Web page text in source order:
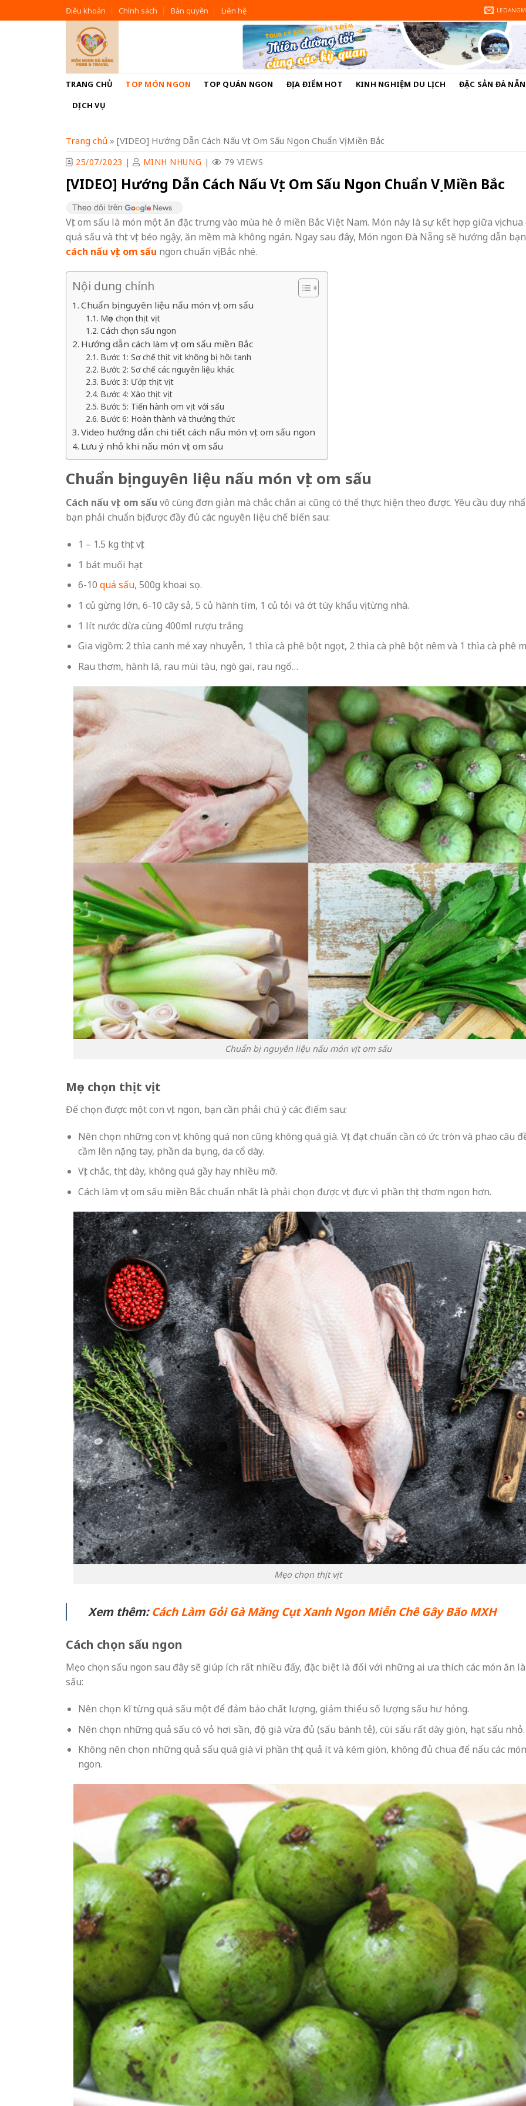
to
Điều khoản Chính sách Bản quyền Liên hệ
TRANG CHỦ TOP MÓN NGON TOP QUÁN NGON ĐỊA ĐIỂM HOT KINH NGHIỆM DU LỊCH
ĐẶC SẢN ĐÀ
DỊCH VỤ
Trang chủ » [VIDEO] Hướng Dẫn Cách Nấu Vịt Om Sấu Ngon Chuẩn Vị Miền Bắc
25/07/2023 | MINH NHUNG | 79 VIEWS
[VIDEO] Hướng Dẫn Cách Nấu Vịt Om Sấu Ngon Chuẩn Vị Miền Bắc
Vịt om sấu là món một ăn đặc trưng vào mùa hè ở miền Bắc Việt Nam. Món này là sự kết hợp giữa vị chua
quả sấu và thịt vịt béo ngậy, ăn mềm mà không ngán. Ngay sau đây, Món ngon Đà Nẵng sẽ hướng dẫn bạn
cách nấu vịt om sấu ngon chuẩn vị Bắc nhé.
Nội dung chính
Chuẩn bị nguyên liệu nấu món vịt om sấu
Mẹo chọn thịt vịt
Cách chọn sấu ngon
Hướng dẫn cách làm vịt om sấu miền Bắc
Bước 1: Sơ chế thịt vịt không bị hôi tanh
Bước 2: Sơ chế các nguyên liệu khác
Bước 3: Ướp thịt vịt
Bước 4: Xào thịt vịt
Bước 5: Tiến hành om vịt với sấu
Bước 6: Hoàn thành và thưởng thức
Video hướng dẫn chi tiết cách nấu món vịt om sấu ngon
Lưu ý nhỏ khi nấu món vịt om sấu
Chuẩn bị nguyên liệu nấu món vịt om sấu
Cách nấu vịt om sấu vô cùng đơn giản mà chắc chắn ai cũng có thể thực hiện theo được. Yêu cầu duy
bạn phải chuẩn bị được đầy đủ các nguyên liệu chế biến sau:
1 – 1.5 kg thịt vịt
1 bát muối hạt
6-10 quả sấu, 500g khoai sọ.
1 củ gừng lớn, 6-10 cây sả, 5 củ hành tím, 1 củ tỏi và ớt tùy khẩu vị từng nhà.
1 lít nước dừa cùng 400ml rượu trắng
Gia vị gồm: 2 thìa canh mẻ xay nhuyễn, 1 thìa cà phê bột ngọt, 2 thìa cà phê bột nêm và 1 thìa cà phê
Rau thơm, hành lá, rau mùi tàu, ngò gai, rau ngổ…
Chuẩn bị nguyên liệu nấu món vịt om sấu
Mẹo chọn thịt vịt
Để chọn được một con vịt ngon, bạn cần phải chú ý các điểm sau:
Nên chọn những con vịt không quá non cũng không quá già. Vịt đạt chuẩn cần có ức tròn và phao câu
cầm lên nặng tay, phần da bụng, da cổ dày.
Vịt chắc, thịt dày, không quá gầy hay nhiều mỡ.
Cách làm vịt om sấu miền Bắc chuẩn nhất là phải chọn được vịt đực vì phần thịt thơm ngon hơn.
Mẹo chọn thịt vịt
Xem thêm:Cách Làm Gỏi Gà Măng Cụt Xanh Ngon Miễn Chê Gây Bão MXH
Cách chọn sấu ngon
Mẹo chọn sấu ngon sau đây sẽ giúp ích rất nhiều đấy, đặc biệt là đối với những ai ưa thích các món ăn
sấu:
Nên chọn kĩ từng quả sấu một để đảm bảo chất lượng, giảm thiểu số lượng sấu hư hỏng.
Nên chọn những quả sấu có vỏ hơi sần, độ già vừa đủ (sấu bánh tẻ), cùi sấu rất dày giòn, hạt sấu nhỏ.
Không nên chọn những quả sấu quá già vì phần thịt quả ít và kém giòn, không đủ chua để nấu các món
ngon.